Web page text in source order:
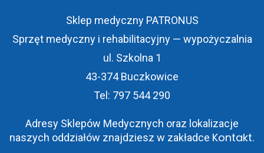
Sklep medyczny PATRONUS
Sprzęt medyczny i rehabilitacyjny — wypożyczalnia
ul. Szkolna 1
43-374 Buczkowice
Tel: 797 544 290
Adresy Sklepów Medycznych oraz lokalizacje
naszych oddziałów znajdziesz w zakładce Kontakt.